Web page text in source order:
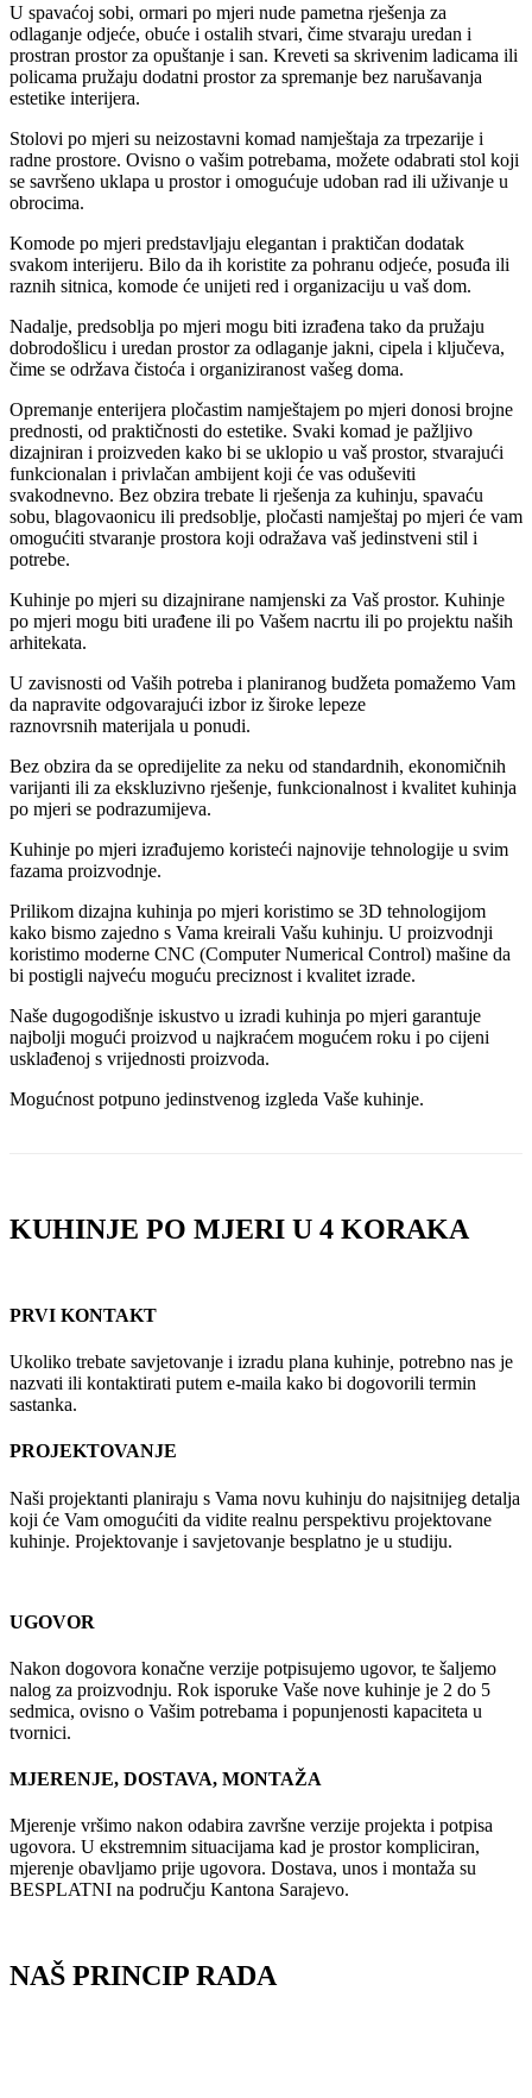
U spavaćoj sobi, ormari po mjeri nude pametna rješenja za
odlaganje odjeće, obuće i ostalih stvari, čime stvaraju uredan i
prostran prostor za opuštanje i san. Kreveti sa skrivenim ladicama ili
policama pružaju dodatni prostor za spremanje bez narušavanja
estetike interijera.
Stolovi po mjeri su neizostavni komad namještaja za trpezarije i
radne prostore. Ovisno o vašim potrebama, možete odabrati stol koji
se savršeno uklapa u prostor i omogućuje udoban rad ili uživanje u
obrocima.
Komode po mjeri predstavljaju elegantan i praktičan dodatak
svakom interijeru. Bilo da ih koristite za pohranu odjeće, posuđa ili
raznih sitnica, komode će unijeti red i organizaciju u vaš dom.
Nadalje, predsoblja po mjeri mogu biti izrađena tako da pružaju
dobrodošlicu i uredan prostor za odlaganje jakni, cipela i ključeva,
čime se održava čistoća i organiziranost vašeg doma.
Opremanje enterijera pločastim namještajem po mjeri donosi brojne
prednosti, od praktičnosti do estetike. Svaki komad je pažljivo
dizajniran i proizveden kako bi se uklopio u vaš prostor, stvarajući
funkcionalan i privlačan ambijent koji će vas oduševiti
svakodnevno. Bez obzira trebate li rješenja za kuhinju, spavaću
sobu, blagovaonicu ili predsoblje, pločasti namještaj po mjeri će vam
omogućiti stvaranje prostora koji odražava vaš jedinstveni stil i
potrebe.
Kuhinje po mjeri su dizajnirane namjenski za Vaš prostor. Kuhinje
po mjeri mogu biti urađene ili po Vašem nacrtu ili po projektu naših
arhitekata.
U zavisnosti od Vaših potreba i planiranog budžeta pomažemo Vam
da napravite odgovarajući izbor iz široke lepeze
raznovrsnih materijala u ponudi.
Bez obzira da se opredijelite za neku od standardnih, ekonomičnih
varijanti ili za ekskluzivno rješenje, funkcionalnost i kvalitet kuhinja
po mjeri se podrazumijeva.
Kuhinje po mjeri izrađujemo koristeći najnovije tehnologije u svim
fazama proizvodnje.
Prilikom dizajna kuhinja po mjeri koristimo se 3D tehnologijom
kako bismo zajedno s Vama kreirali Vašu kuhinju. U proizvodnji
koristimo moderne CNC (Computer Numerical Control) mašine da
bi postigli najveću moguću preciznost i kvalitet izrade.
Naše dugogodišnje iskustvo u izradi kuhinja po mjeri garantuje
najbolji mogući proizvod u najkraćem mogućem roku i po cijeni
usklađenoj s vrijednosti proizvoda.
Mogućnost potpuno jedinstvenog izgleda Vaše kuhinje.
KUHINJE PO MJERI U 4 KORAKA
PRVI KONTAKT
Ukoliko trebate savjetovanje i izradu plana kuhinje, potrebno nas je
nazvati ili kontaktirati putem e-maila kako bi dogovorili termin
sastanka.
PROJEKTOVANJE
Naši projektanti planiraju s Vama novu kuhinju do najsitnijeg detalja
koji će Vam omogućiti da vidite realnu perspektivu projektovane
kuhinje. Projektovanje i savjetovanje besplatno je u studiju.
UGOVOR
Nakon dogovora konačne verzije potpisujemo ugovor, te šaljemo
nalog za proizvodnju. Rok isporuke Vaše nove kuhinje je 2 do 5
sedmica, ovisno o Vašim potrebama i popunjenosti kapaciteta u
tvornici.
MJERENJE, DOSTAVA, MONTAŽA
Mjerenje vršimo nakon odabira završne verzije projekta i potpisa
ugovora. U ekstremnim situacijama kad je prostor kompliciran,
mjerenje obavljamo prije ugovora. Dostava, unos i montaža su
BESPLATNI na području Kantona Sarajevo.
NAŠ PRINCIP RADA